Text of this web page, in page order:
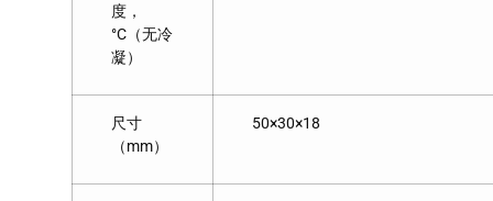
度，
°C（无冷
凝）
尺寸
（mm）
50×30×18